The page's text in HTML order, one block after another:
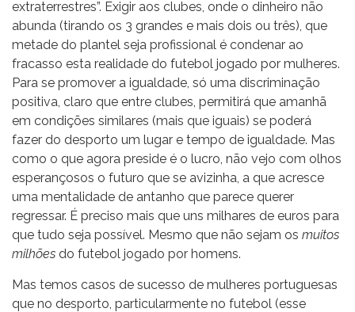
extraterrestres”. Exigir aos clubes, onde o dinheiro não
abunda (tirando os 3 grandes e mais dois ou três), que
metade do plantel seja profissional é condenar ao
fracasso esta realidade do futebol jogado por mulheres.
Para se promover a igualdade, só uma discriminação
positiva, claro que entre clubes, permitirá que amanhã
em condições similares (mais que iguais) se poderá
fazer do desporto um lugar e tempo de igualdade. Mas
como o que agora preside é o lucro, não vejo com olhos
esperançosos o futuro que se avizinha, a que acresce
uma mentalidade de antanho que parece querer
regressar. É preciso mais que uns milhares de euros para
que tudo seja possível. Mesmo que não sejam os muitos
milhões do futebol jogado por homens.
Mas temos casos de sucesso de mulheres portuguesas
que no desporto, particularmente no futebol (esse